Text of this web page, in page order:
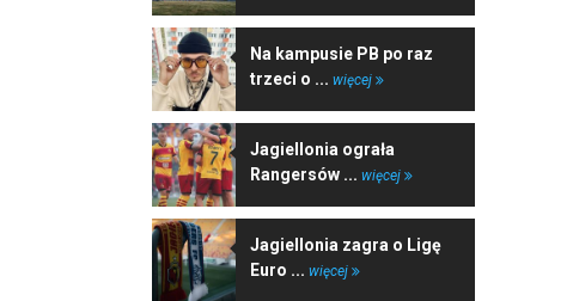
Na kampusie PB po raz
trzeci o ... więcej
Jagiellonia ograła
Rangersów ... więcej
Jagiellonia zagra o Ligę
Euro ... więcej